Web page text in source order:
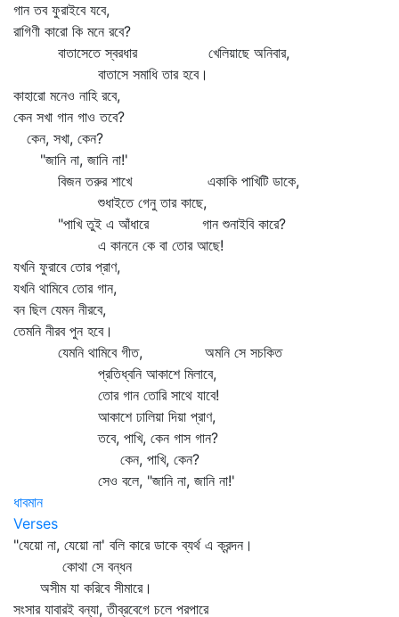
গান তব ফুরাইবে যবে,
রাগিণী কারো কি মনে রবে?
বাতাসেতে স্বরধার খেলিয়াছে অনিবার,
বাতাসে সমাধি তার হবে।
কাহারো মনেও নাহি রবে,
কেন সখা গান গাও তবে?
কেন, সখা, কেন?
"জানি না, জানি না!'
বিজন তরুর শাখে একাকি পাখিটি ডাকে,
শুধাইতে গেনু তার কাছে,
"পাখি তুই এ আঁধারে গান শুনাইবি কারে?
এ কাননে কে বা তোর আছে!
যখনি ফুরাবে তোর প্রাণ,
যখনি থামিবে তোর গান,
বন ছিল যেমন নীরবে,
তেমনি নীরব পুন হবে।
যেমনি থামিবে গীত, অমনি সে সচকিত
প্রতিধ্বনি আকাশে মিলাবে,
তোর গান তোরি সাথে যাবে!
আকাশে ঢালিয়া দিয়া প্রাণ,
তবে, পাখি, কেন গাস গান?
কেন, পাখি, কেন?
সেও বলে, "জানি না, জানি না!'
ধাবমান
Verses
"যেয়ো না, যেয়ো না' বলি কারে ডাকে ব্যর্থ এ ক্রন্দন।
কোথা সে বন্ধন
অসীম যা করিবে সীমারে।
সংসার যাবারই বন্যা, তীব্রবেগে চলে পরপারে